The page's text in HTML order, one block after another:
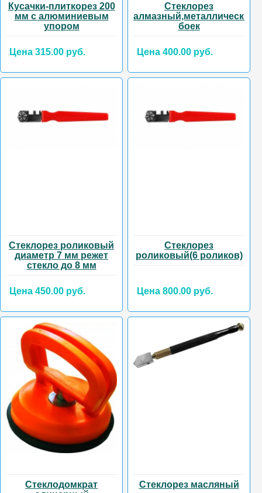
Кусачки-плиткорез 200
мм с алюминиевым
упором
Цена 315.00 руб.
Стеклорез
алмазный,металлический
боек
Цена 400.00 руб.
Стеклорез роликовый
диаметр 7 мм режет
стекло до 8 мм
Цена 450.00 руб.
Стеклорез
роликовый(6 роликов)
Цена 800.00 руб.
Стеклодомкрат
Стеклорез масляный